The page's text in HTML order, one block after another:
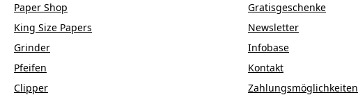
Paper Shop
King Size Papers
Grinder
Pfeifen
Clipper
Gratisgeschenke
Newsletter
Infobase
Kontakt
Zahlungsmöglichkeiten